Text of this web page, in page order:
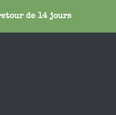
de 14 jours